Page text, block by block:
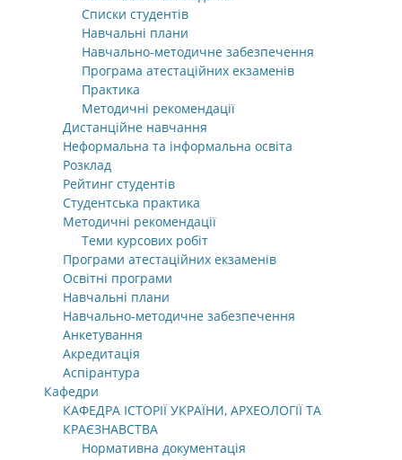
Списки студентів
Навчальні плани
Навчально-методичне забезпечення
Програма атестаційних екзаменів
Практика
Методичні рекомендації
Дистанційне навчання
Неформальна та інформальна освіта
Розклад
Рейтинг студентів
Студентська практика
Методичні рекомендації
Теми курсових робіт
Програми атестаційних екзаменів
Освітні програми
Навчальні плани
Навчально-методичне забезпечення
Анкетування
Акредитація
Аспірантура
Кафедри
КАФЕДРА ІСТОРІЇ УКРАЇНИ, АРХЕОЛОГІЇ ТА
КРАЄЗНАВСТВА
Нормативна документація